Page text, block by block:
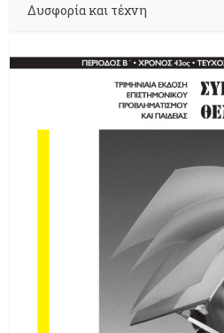
Δυσφορία και τέχνη